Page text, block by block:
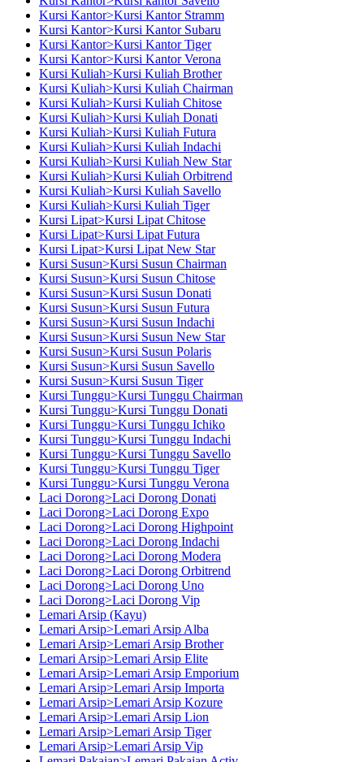
Kursi Kantor>Kursi Kantor Stramm
Kursi Kantor>Kursi Kantor Subaru
Kursi Kantor>Kursi Kantor Tiger
Kursi Kantor>Kursi Kantor Verona
Kursi Kuliah>Kursi Kuliah Brother
Kursi Kuliah>Kursi Kuliah Chairman
Kursi Kuliah>Kursi Kuliah Chitose
Kursi Kuliah>Kursi Kuliah Donati
Kursi Kuliah>Kursi Kuliah Futura
Kursi Kuliah>Kursi Kuliah Indachi
Kursi Kuliah>Kursi Kuliah New Star
Kursi Kuliah>Kursi Kuliah Orbitrend
Kursi Kuliah>Kursi Kuliah Savello
Kursi Kuliah>Kursi Kuliah Tiger
Kursi Lipat>Kursi Lipat Chitose
Kursi Lipat>Kursi Lipat Futura
Kursi Lipat>Kursi Lipat New Star
Kursi Susun>Kursi Susun Chairman
Kursi Susun>Kursi Susun Chitose
Kursi Susun>Kursi Susun Donati
Kursi Susun>Kursi Susun Futura
Kursi Susun>Kursi Susun Indachi
Kursi Susun>Kursi Susun New Star
Kursi Susun>Kursi Susun Polaris
Kursi Susun>Kursi Susun Savello
Kursi Susun>Kursi Susun Tiger
Kursi Tunggu>Kursi Tunggu Chairman
Kursi Tunggu>Kursi Tunggu Donati
Kursi Tunggu>Kursi Tunggu Ichiko
Kursi Tunggu>Kursi Tunggu Indachi
Kursi Tunggu>Kursi Tunggu Savello
Kursi Tunggu>Kursi Tunggu Tiger
Kursi Tunggu>Kursi Tunggu Verona
Laci Dorong>Laci Dorong Donati
Laci Dorong>Laci Dorong Expo
Laci Dorong>Laci Dorong Highpoint
Laci Dorong>Laci Dorong Indachi
Laci Dorong>Laci Dorong Modera
Laci Dorong>Laci Dorong Orbitrend
Laci Dorong>Laci Dorong Uno
Laci Dorong>Laci Dorong Vip
Lemari Arsip (Kayu)
Lemari Arsip>Lemari Arsip Alba
Lemari Arsip>Lemari Arsip Brother
Lemari Arsip>Lemari Arsip Elite
Lemari Arsip>Lemari Arsip Emporium
Lemari Arsip>Lemari Arsip Importa
Lemari Arsip>Lemari Arsip Kozure
Lemari Arsip>Lemari Arsip Lion
Lemari Arsip>Lemari Arsip Tiger
Lemari Arsip>Lemari Arsip Vip